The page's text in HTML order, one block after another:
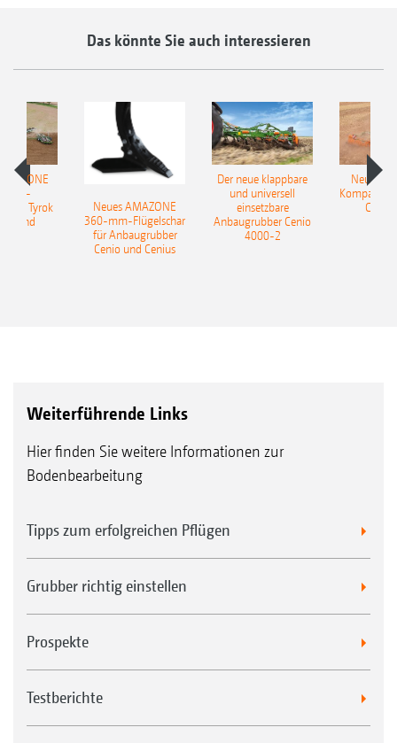
Das könnte Sie auch interessieren
Tyrok
Neues AMAZONE
360-mm-Flügelschar
für Anbaugrubber
Cenio und Cenius
Der neue klappbare
und universell
einsetzbare
Anbaugrubber Cenio
4000-2
Neue
Weiterführende Links
Hier finden Sie weitere Informationen zur
Bodenbearbeitung
Tipps zum erfolgreichen Pflügen
Grubber richtig einstellen
Prospekte
Testberichte